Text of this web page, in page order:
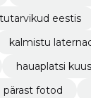
eestis
kalmistu
hauaplatsi
pärast fotod